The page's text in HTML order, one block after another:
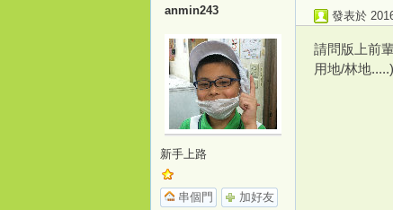
anmin243
新手上路
串個門
加好友
發表於
請問版上前
用地/林地